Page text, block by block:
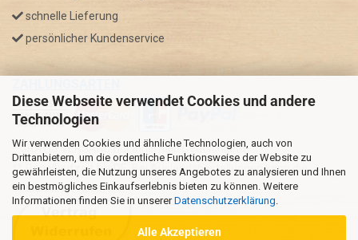
Diese Webseite verwendet Cookies und andere
Technologien
Wir verwenden Cookies und ähnliche Technologien, auch von
Drittanbietern, um die ordentliche Funktionsweise der Website zu
gewährleisten, die Nutzung unseres Angebotes zu analysieren und Ihnen
ein bestmögliches Einkaufserlebnis bieten zu können. Weitere
Informationen finden Sie in unsererDatenschutzerklärung
Alle Akzeptieren
schnelle Lieferung
persönlicher Kundenservice
* GRATIS VERSAND nur innerhalb Deutschland
** Regellaufzeit für DE, Bei Auslandsbestellungen kann die
Versandzeit variieren.